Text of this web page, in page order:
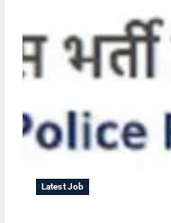
Latest Job